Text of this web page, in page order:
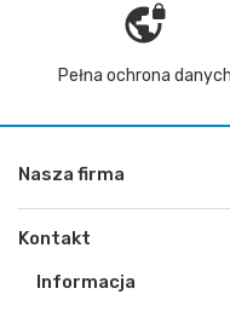
vpn_lock
Pełna ochrona danych
Nasza firma
Kontakt
Informacja